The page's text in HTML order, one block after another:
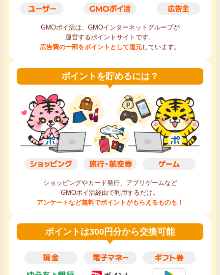
ヘルプセンター
GMOポイ活は、GMOインターネットグループが
運営するポイントサイトです。
広告費の一部をポイントとして還元しています。
ポイントを貯めるには？
ショッピングやカード発行、アプリゲームなど
GMOポイ活経由で利用するだけ。
アンケートなど無料でポイントがもらえるものも！
ポイントは300円分から交換可能